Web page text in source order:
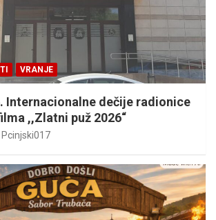
VRANJE
Internacionalne dečije radionice
,,Zlatni puž 2026“
Pcinjski017